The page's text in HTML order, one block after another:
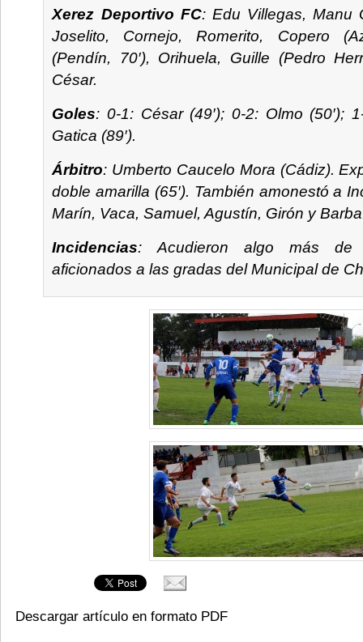
Xerez Deportivo FC: Edu Villegas, Manu
Joselito, Cornejo, Romerito, Copero
(Pendín, 70′), Orihuela, Guille (Pedro
César.
Goles: 0-1: César (49′); 0-2: Olmo (50′);
Gatica (89′).
Árbitro: Umberto Caucelo Mora (Cádiz).
doble amarilla (65′). También amonestó a
Marín, Vaca, Samuel, Agustín, Girón y
Incidencias: Acudieron algo más de
aficionados a las gradas del Municipal de
Descargar artículo en formato PDF